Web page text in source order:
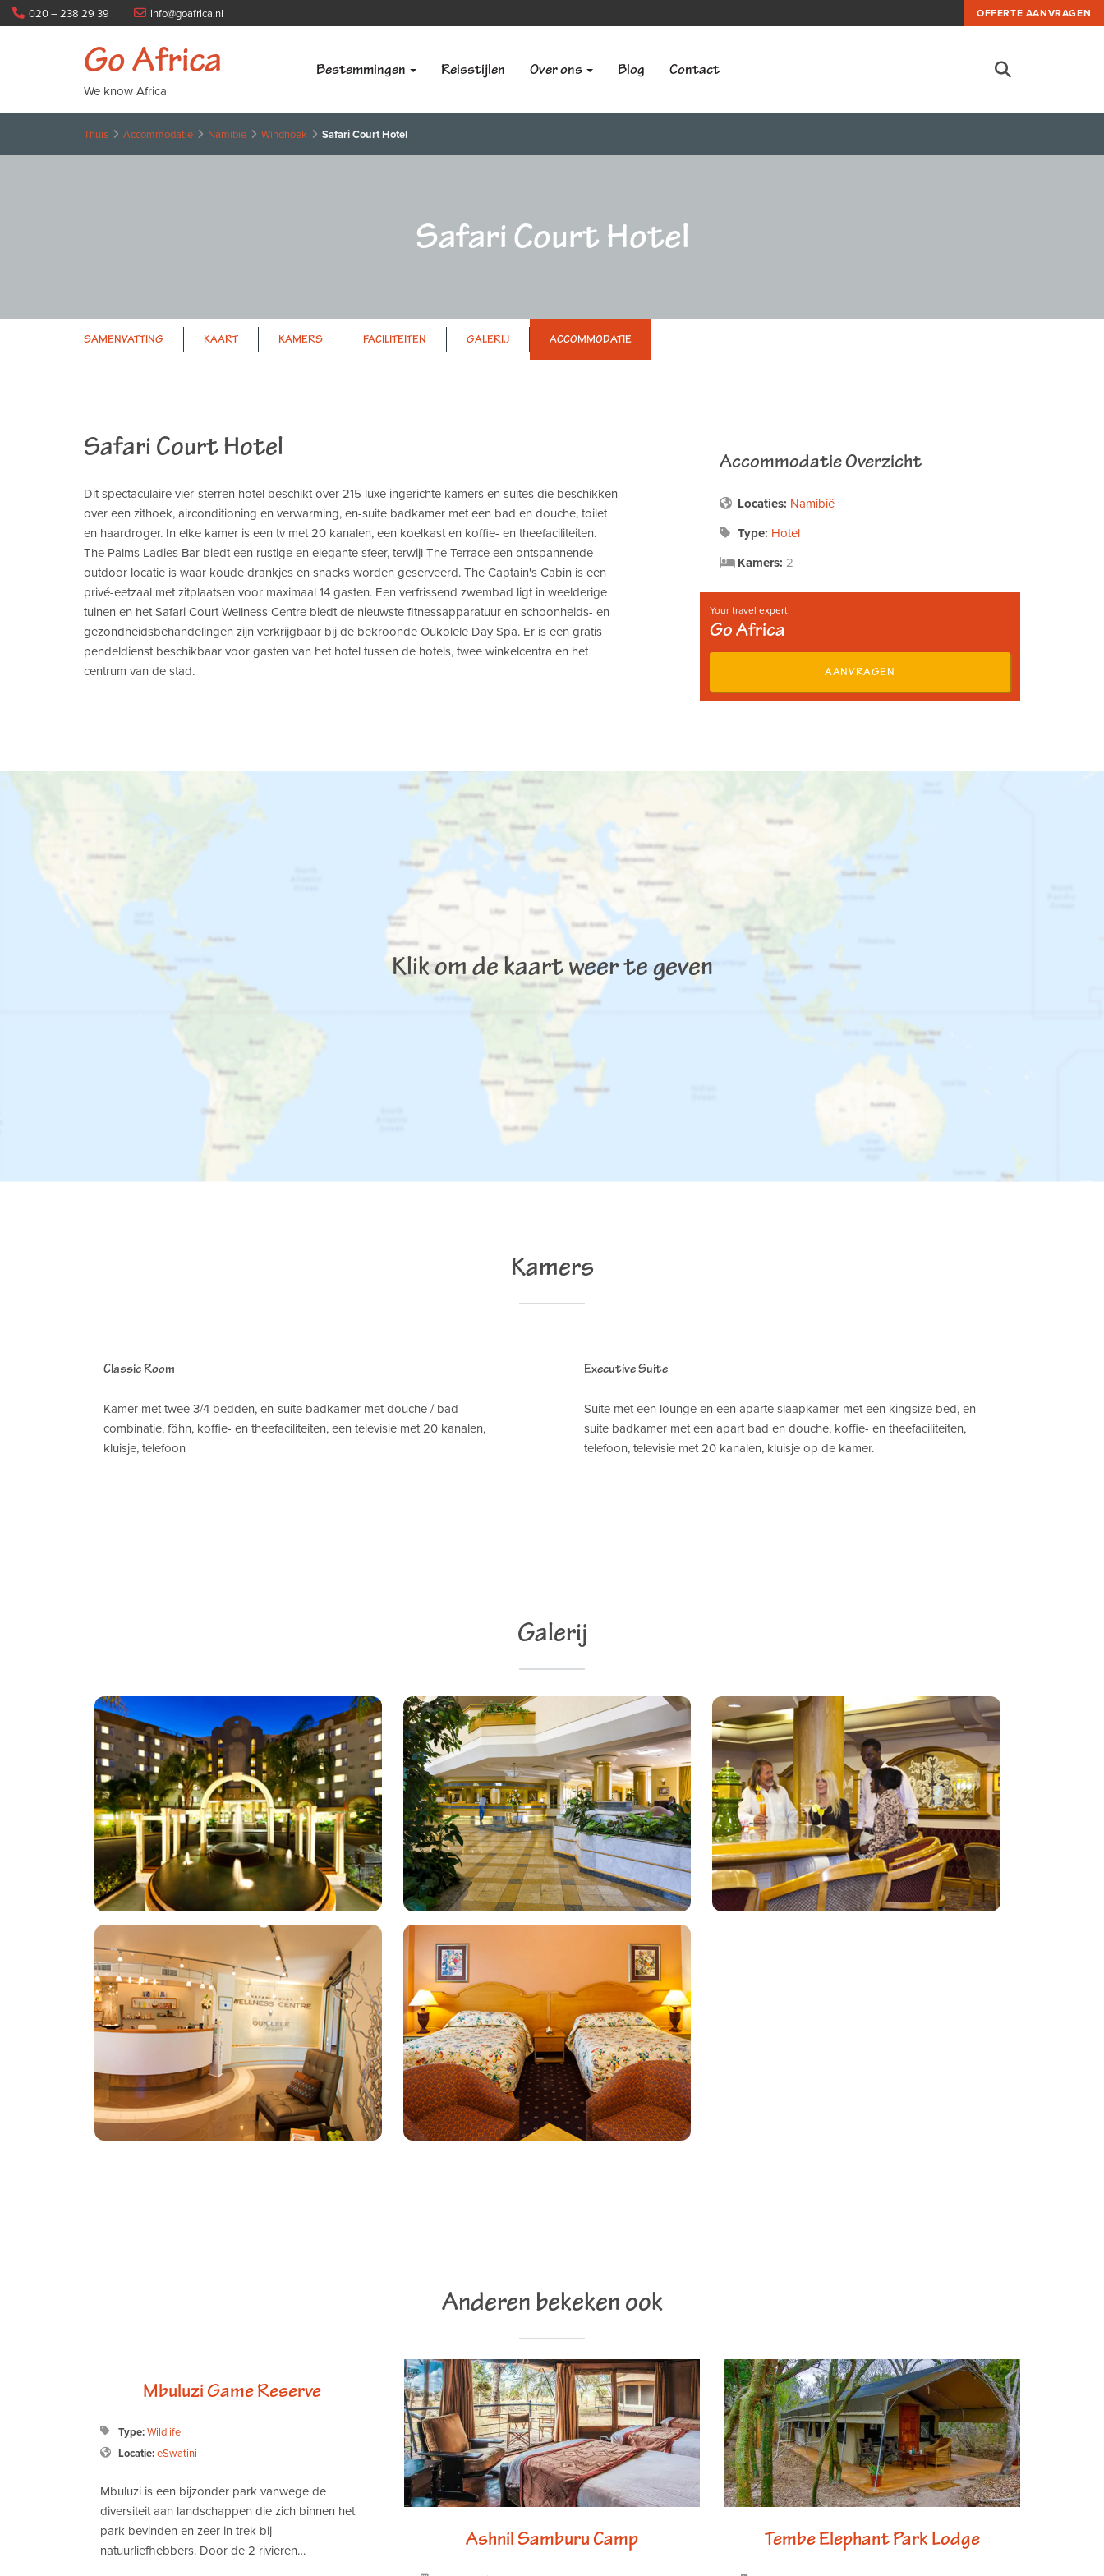
OFFERTE AANVRAGEN
020 – 238 29 39 info@goafrica.nl
Go Africa
We know Africa
Bestemmingen Reisstijlen Over ons Blog Contact
Thuis Accommodatie Namibië Windhoek Safari Court Hotel
Safari Court Hotel
SAMENVATTING KAART KAMERS FACILITEITEN GALERIJ ACCOMMODATIE
Safari Court Hotel
Dit spectaculaire vier-sterren hotel beschikt over 215 luxe ingerichte kamers en suites die beschikken
over een zithoek, airconditioning en verwarming, en-suite badkamer met een bad en douche, toilet
en haardroger. In elke kamer is een tv met 20 kanalen, een koelkast en koffie- en theefaciliteiten.
The Palms Ladies Bar biedt een rustige en elegante sfeer, terwijl The Terrace een ontspannende
outdoor locatie is waar koude drankjes en snacks worden geserveerd. The Captain's Cabin is een
privé-eetzaal met zitplaatsen voor maximaal 14 gasten. Een verfrissend zwembad ligt in weelderige
tuinen en het Safari Court Wellness Centre biedt de nieuwste fitnessapparatuur en schoonheids- en
gezondheidsbehandelingen zijn verkrijgbaar bij de bekroonde Oukolele Day Spa. Er is een gratis
pendeldienst beschikbaar voor gasten van het hotel tussen de hotels, twee winkelcentra en het
centrum van de stad.
Accommodatie Overzicht
Locaties: Namibië
Type: Hotel
Kamers: 2
Your travel expert:
Go Africa
AANVRAGEN
Klik om de kaart weer te geven
Kamers
Classic Room
Kamer met twee 3/4 bedden, en-suite badkamer met douche / bad
combinatie, föhn, koffie- en theefaciliteiten, een televisie met 20 kanalen,
kluisje, telefoon
Executive Suite
Suite met een lounge en een aparte slaapkamer met een kingsize bed, en-
suite badkamer met een apart bad en douche, koffie- en theefaciliteiten,
telefoon, televisie met 20 kanalen, kluisje op de kamer.
Galerij
Anderen bekeken ook
Samburu Camp Tembe Elephant Park Lodge The Potting Shed
Liquid Adventure